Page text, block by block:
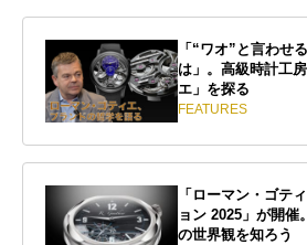
「“ワオ”と言わせ
は」。高級時計工
エ」を探る
FEATURES
「ローマン・ゴテ
ョン 2025」が開催
の世界観を知ろう